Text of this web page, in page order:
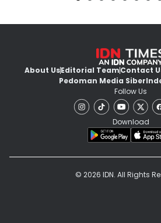
About UsEditorial TeamContact
Pedoman Media Siber
Follow Us
Download
© 2026 IDN. All Rights